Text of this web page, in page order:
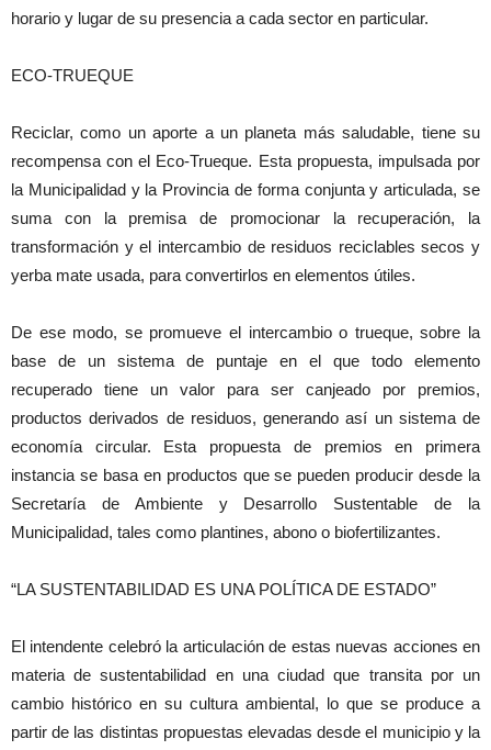
horario y lugar de su presencia a cada sector en particular.
ECO-TRUEQUE
Reciclar, como un aporte a un planeta más saludable, tiene su
recompensa con el Eco-Trueque. Esta propuesta, impulsada por
la Municipalidad y la Provincia de forma conjunta y articulada, se
suma con la premisa de promocionar la recuperación, la
transformación y el intercambio de residuos reciclables secos y
yerba mate usada, para convertirlos en elementos útiles.
De ese modo, se promueve el intercambio o trueque, sobre la
base de un sistema de puntaje en el que todo elemento
recuperado tiene un valor para ser canjeado por premios,
productos derivados de residuos, generando así un sistema de
economía circular. Esta propuesta de premios en primera
instancia se basa en productos que se pueden producir desde la
Secretaría de Ambiente y Desarrollo Sustentable de la
Municipalidad, tales como plantines, abono o biofertilizantes.
“LA SUSTENTABILIDAD ES UNA POLÍTICA DE ESTADO”
El intendente celebró la articulación de estas nuevas acciones en
materia de sustentabilidad en una ciudad que transita por un
cambio histórico en su cultura ambiental, lo que se produce a
partir de las distintas propuestas elevadas desde el municipio y la